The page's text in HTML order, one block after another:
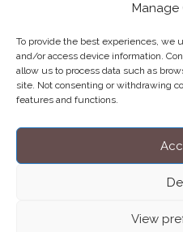
Manage
To provide the best experiences, we
and/or access device information.
allow us to process data such as
site. Not consenting or withdrawing
features and functions.
View
Home
Impressum